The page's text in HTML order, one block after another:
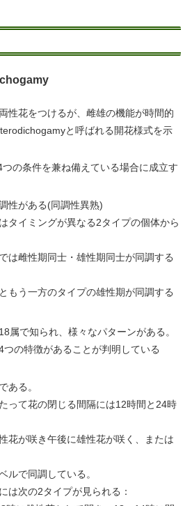
性花をつけるが、雌雄の機能が時間的
と呼ばれる開花様式を示
の条件を兼ね備えている場合に成立す
性がある(同調性異熟)
タイミングが異なる2タイプの個体から
は雌性期同士・雄性期同士が同調する
もう一方のタイプの雄性期が同調する
属で知られ、様々なパターンがある。
の特徴があることが判明している
ある。
て花の閉じる間隔には12時間と24時
花が咲き午後に雄性花が咲く、または
で同調している。
は次の2タイプが見られる：